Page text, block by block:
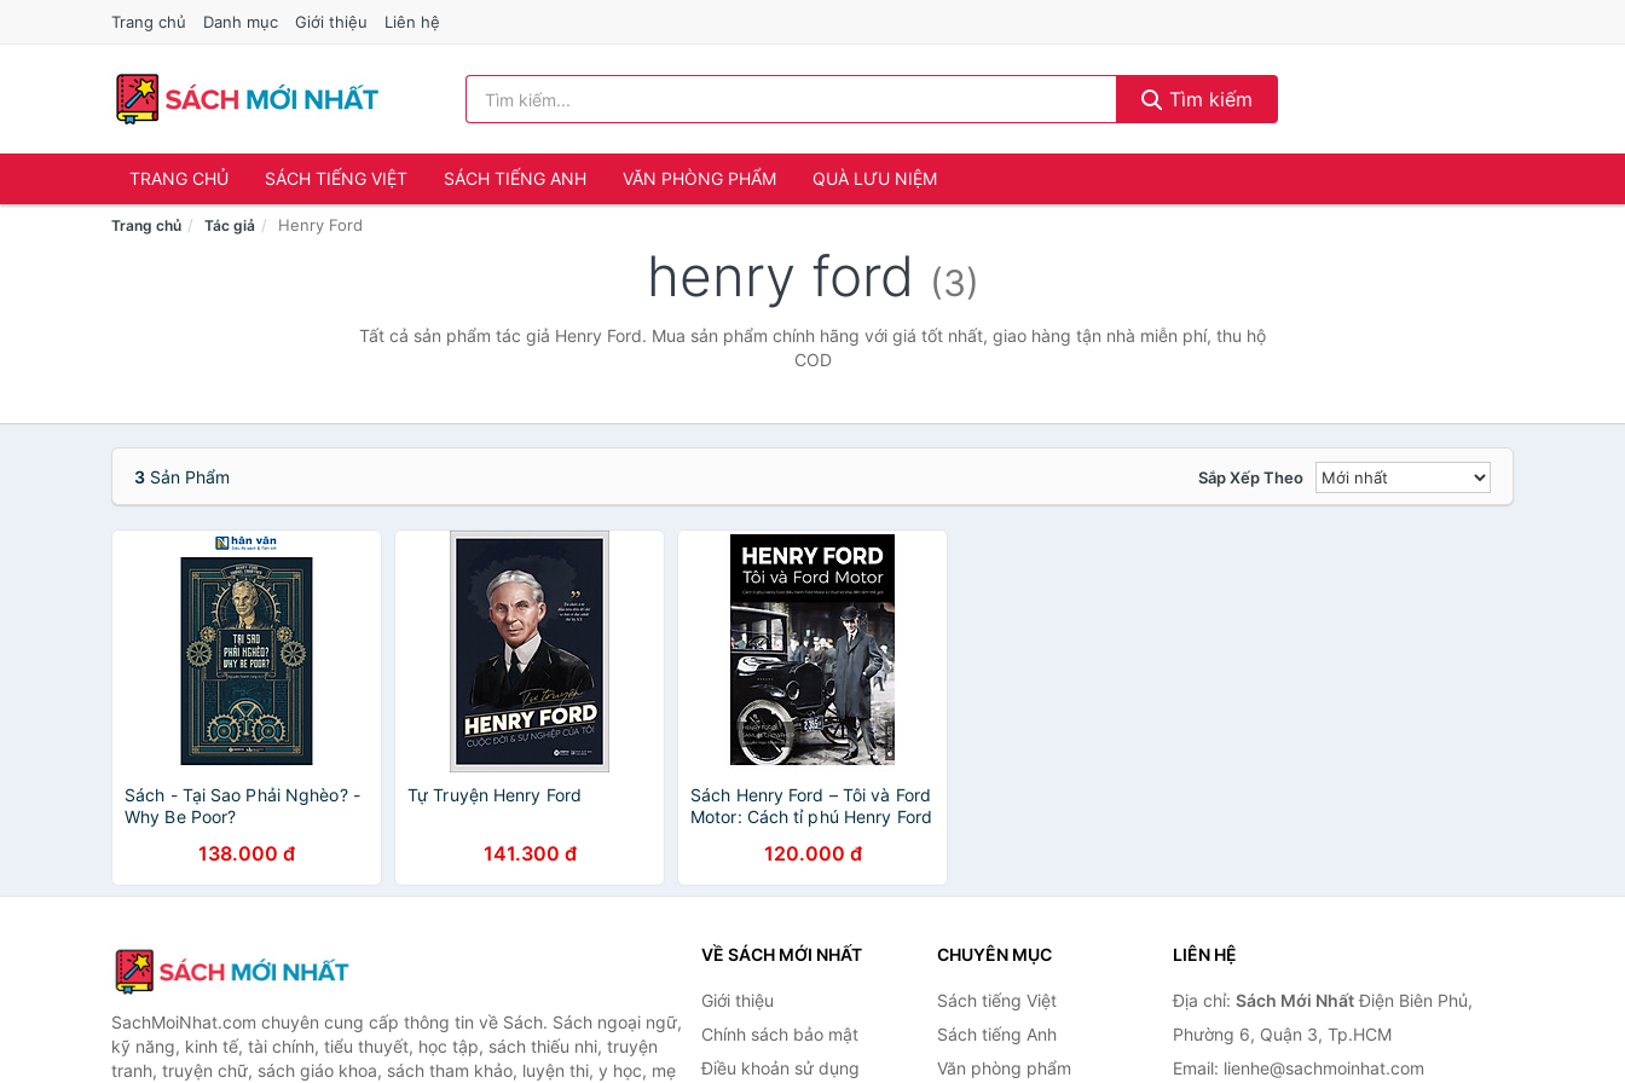
Trang chủ Danh mục Giới thiệu Liên hệ
Tìm kiếm
TRANG CHỦ SÁCH TIẾNG VIỆT SÁCH TIẾNG ANH VĂN PHÒNG PHẨM QUÀ LƯU NIỆM
Trang chủ Tác giả Henry Ford
henry ford (3)
Tất cả sản phẩm tác giả Henry Ford. Mua sản phẩm chính hãng với giá tốt nhất, giao hàng tận nhà miễn phí, thu hộ
COD
3 Sản Phẩm Sắp Xếp Theo
Sách - Tại Sao Phải Nghèo? -
Why Be Poor?
138.000 đ
Tự Truyện Henry Ford
141.300 đ
Sách Henry Ford – Tôi và Ford
Motor: Cách tỉ phú Henry Ford
sơ khai đến tầm thế giới
(phiên bản chuẩn kinh doanh)
120.000 đ
SachMoiNhat.com chuyên cung cấp thông tin về Sách. Sách ngoại ngữ,
kỹ năng, kinh tế, tài chính, tiểu thuyết, học tập, sách thiếu nhi, truyện
tranh, truyện chữ, sách giáo khoa, sách tham khảo, luyện thi, y học, mẹ
VỀ SÁCH MỚI NHẤT
Giới thiệu
Chính sách bảo mật
Điều khoản sử dụng
CHUYÊN MỤC
Sách tiếng Việt
Sách tiếng Anh
Văn phòng phẩm
LIÊN HỆ
Địa chỉ: Sách Mới NhấtĐiện Biên Phủ,
Phường 6, Quận 3, Tp.HCM
Email: lienhe@sachmoinhat.com